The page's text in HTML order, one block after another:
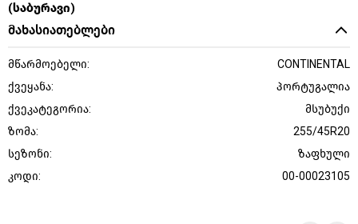
(საბურავი)
მახასიათებლები
მწარმოებელი:
CONTINENTAL
ქვეყანა:
პორტუგალია
ქვეკატეგორია:
მსუბუქი
ზომა:
255/45R20
სეზონი:
ზაფხული
კოდი:
00-00023105